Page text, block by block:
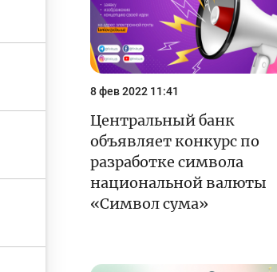
Предпринимательство
8 фев 2022 11:41
Центральный банк
объявляет конкурс по
разработке символа
национальной валюты
«Символ сума»